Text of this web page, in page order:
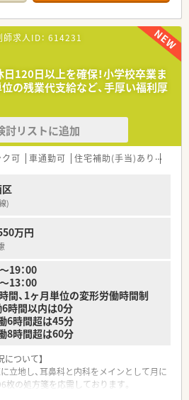
要確認）。
物像について】
新しい店舗で、今後の在宅業務の本格的
集となります。
師や看護師など、他職種との積極的な連
方を求めています。
のフリック入力など、システムや機械化の
きる方を歓迎します。
を持ち、兵庫県を中心に調剤薬局やドラ
舗近くを展開しています。
業を柱としています。
理な拡大はせず着実な出店で、地域の方々
くりを目指しています。
メージ】
設店、OTC店舗など多様な現場があり、希
抜擢される例もあり、意欲次第で早期の
せる環境です。
リア長への昇格のほか、新卒採用や新規出
の道も開かれています。
求人ID： 614231
日120日以上を確保！小学校卒業ま
の残業代支給など、手厚い福利厚
討リストに追加
可 車通勤可 住宅補助(手当)あり
)
万円
19：00
13：00
間、1ヶ月単位の変形労働時間制
時間以内は0分
超は45分
超は60分
について】
立地し、耳鼻科と内科をメインとして月に
枚の処方箋を応需しております。